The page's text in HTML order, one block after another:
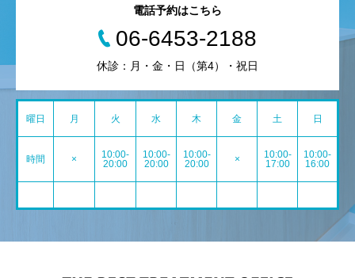
電話予約はこちら
06-6453-2188
休診：月・金・日（第4）・祝日
曜日 月 火 水 木 金 土 日
時間 ×
10:00-
20:00
10:00-
20:00
10:00-
20:00
×
10:00-
17:00
10:00-
16:00